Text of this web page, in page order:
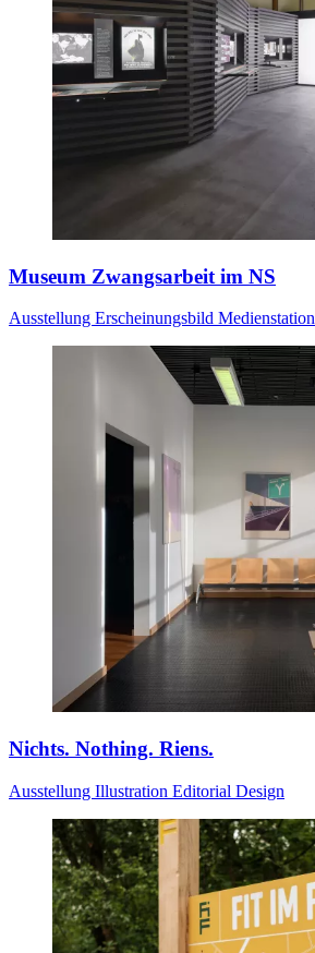
Museum Zwangsarbeit im NS
Ausstellung Erscheinungsbild Medienstation
Nichts. Nothing. Riens.
Ausstellung Illustration Editorial Design